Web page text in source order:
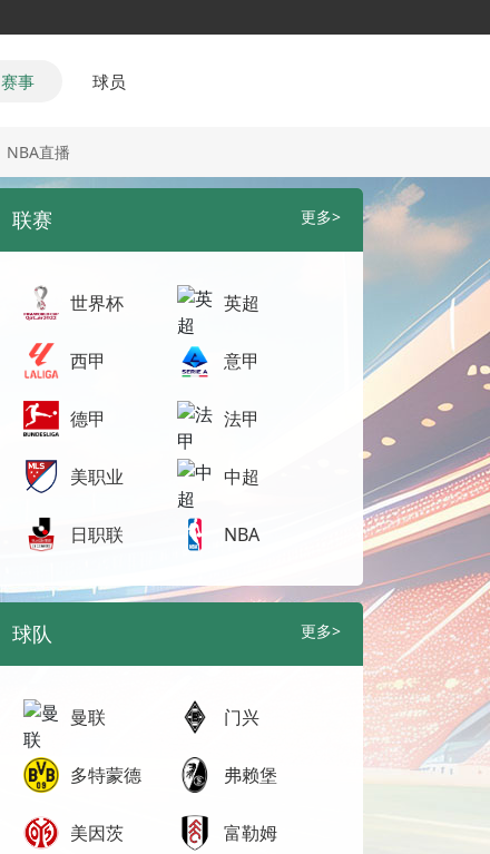
赛事 球员
NBA直播
联赛 更多>
世界杯 英超
西甲 意甲
德甲 法甲
美职业 中超
日职联 NBA
球队 更多>
曼联 门兴
多特蒙德 弗赖堡
美因茨 富勒姆